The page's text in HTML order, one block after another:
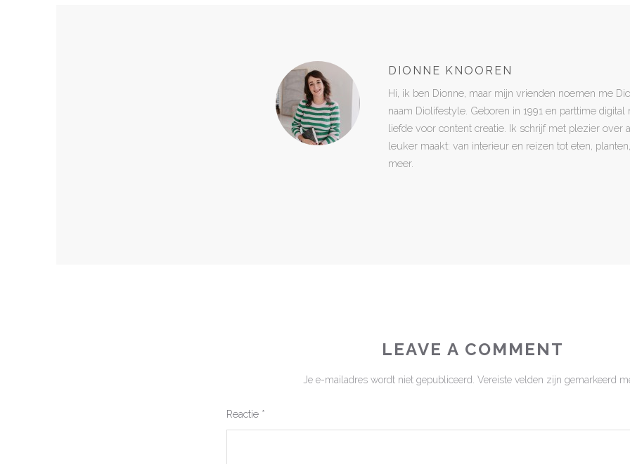
DIONNE KNOOREN
Hi, ik ben Dionne, maar mijn vrienden noemen me
naam Diolifestyle. Geboren in 1991 en parttime
liefde voor content creatie. Ik schrijf met plezier over
leuker maakt: van interieur en reizen tot eten,
meer.
LEAVE A COMMENT
Je e-mailadres wordt niet gepubliceerd. Vereiste velden zijn gemarkeerd
Reactie *